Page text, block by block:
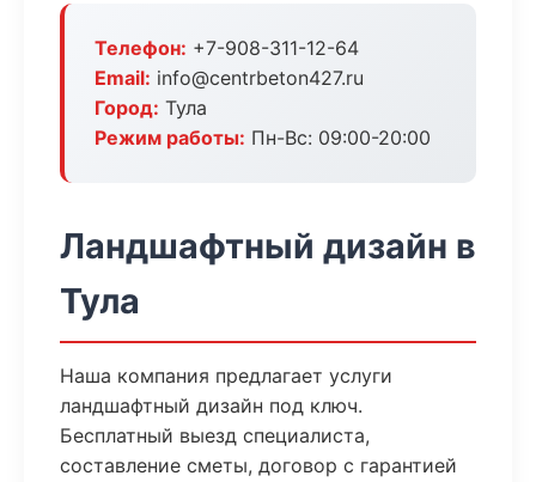
Телефон: +7-908-311-12-64
Email: info@centrbeton427.ru
Город: Тула
Режим работы: Пн-Вс: 09:00-20:00
Ландшафтный дизайн в
Тула
Наша компания предлагает услуги
ландшафтный дизайн под ключ.
Бесплатный выезд специалиста,
составление сметы, договор с гарантией